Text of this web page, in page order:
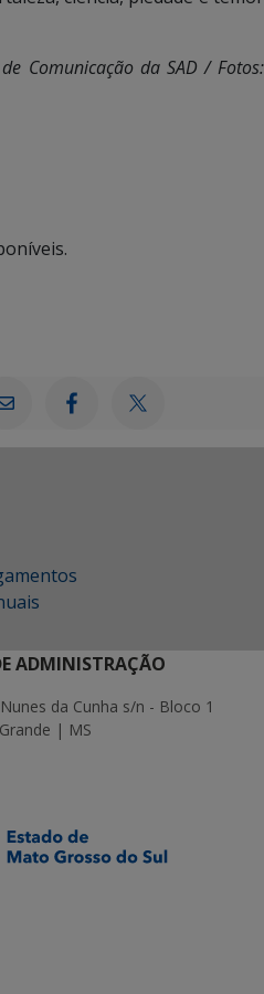
Comunicação da SAD / Fotos:
ADMINISTRAÇÃO
da Cunha s/n - Bloco 1
| MS